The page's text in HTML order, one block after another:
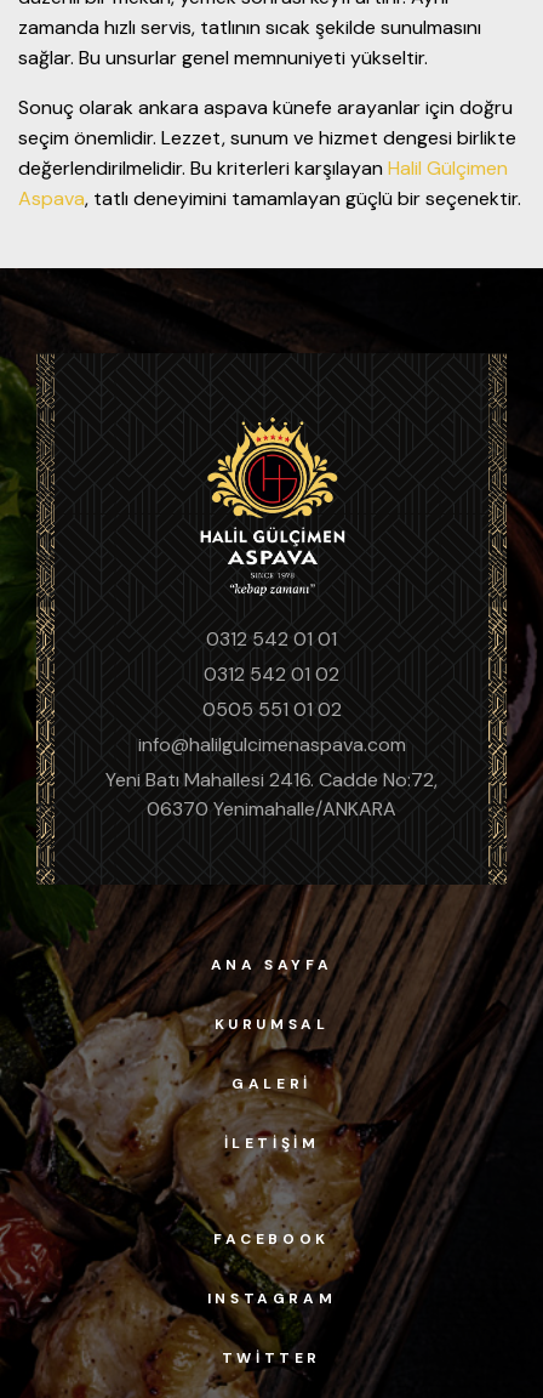
zamanda hızlı servis, tatlının sıcak şekilde sunulmasını
sağlar. Bu unsurlar genel memnuniyeti yükseltir.
Sonuç olarak ankara aspava künefe arayanlar için doğru
seçim önemlidir. Lezzet, sunum ve hizmet dengesi birlikte
değerlendirilmelidir. Bu kriterleri karşılayan Halil Gülçimen
Aspava, tatlı deneyimini tamamlayan güçlü bir seçenektir.
0312 542 01 01
0312 542 01 02
0505 551 01 02
info@halilgulcimenaspava.com
Yeni Batı Mahallesi 2416. Cadde No:72,
06370 Yenimahalle/ANKARA
ANA SAYFA
KURUMSAL
GALERI
İLETIŞIM
FACEBOOK
INSTAGRAM
TWITTER